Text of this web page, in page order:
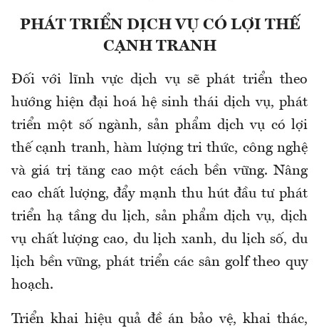
PHÁT TRIỂN DỊCH VỤ CÓ LỢI THẾ
CẠNH TRANH
Đối với lĩnh vực dịch vụ sẽ phát triển theo
hướng hiện đại hoá hệ sinh thái dịch vụ, phát
triển một số ngành, sản phẩm dịch vụ có lợi
thế cạnh tranh, hàm lượng tri thức, công nghệ
và giá trị tăng cao một cách bền vững. Nâng
cao chất lượng, đẩy mạnh thu hút đầu tư phát
triển hạ tầng du lịch, sản phẩm dịch vụ, dịch
vụ chất lượng cao, du lịch xanh, du lịch số, du
lịch bền vững, phát triển các sân golf theo quy
hoạch.
Triển khai hiệu quả đề án bảo vệ, khai thác,